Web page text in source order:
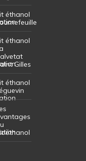
éthanol
éthanol
Gilles
éthanol